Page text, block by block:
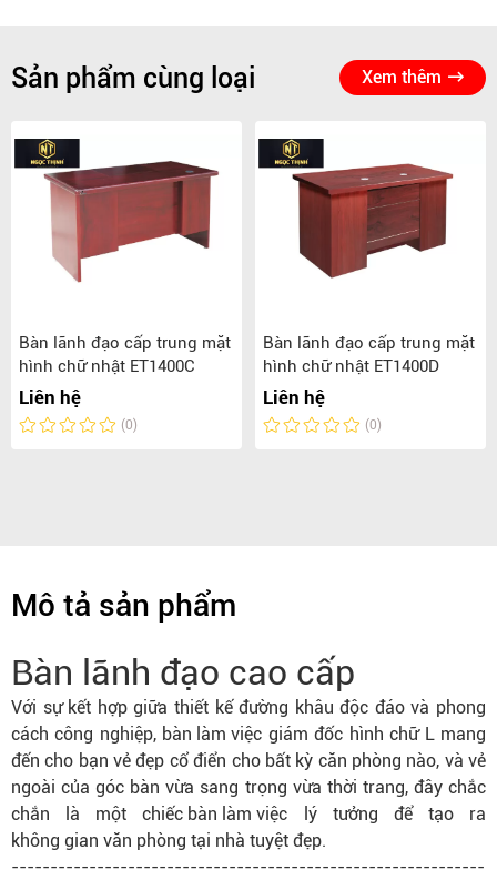
Sản phẩm cùng loại Xem thêm
Bàn lãnh đạo cấp trung mặt
hình chữ nhật ET1400C
Liên hệ
(0)
Bàn lãnh đạo cấp trung mặt
hình chữ nhật ET1400D
Liên hệ
(0)
Mô tả sản phẩm
Bàn lãnh đạo cao cấp
Với sự kết hợp giữa thiết kế đường khâu độc đáo và phong
cách công nghiệp, bàn làm việc giám đốc hình chữ L mang
đến cho bạn vẻ đẹp cổ điển cho bất kỳ căn phòng nào, và vẻ
ngoài của góc bàn vừa sang trọng vừa thời trang, đây chắc
chắn là mộtchiếc bàn làm việc lý tưởng để tạo ra
không gian văn phòng tại nhà tuyệt đẹp.
-------------------------------------------------------------